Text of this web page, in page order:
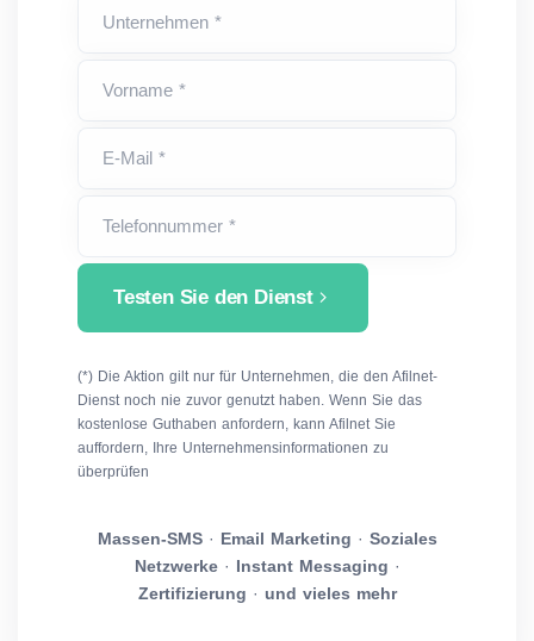
Unternehmen *
Vorname *
E-Mail *
Telefonnummer *
Testen Sie den Dienst
(*) Die Aktion gilt nur für Unternehmen, die den Afilnet-
Dienst noch nie zuvor genutzt haben. Wenn Sie das
kostenlose Guthaben anfordern, kann Afilnet Sie
auffordern, Ihre Unternehmensinformationen zu
überprüfen
Massen-SMS· Email Marketing · Soziales
Netzwerke· Instant Messaging ·
Zertifizierung · und vieles mehr